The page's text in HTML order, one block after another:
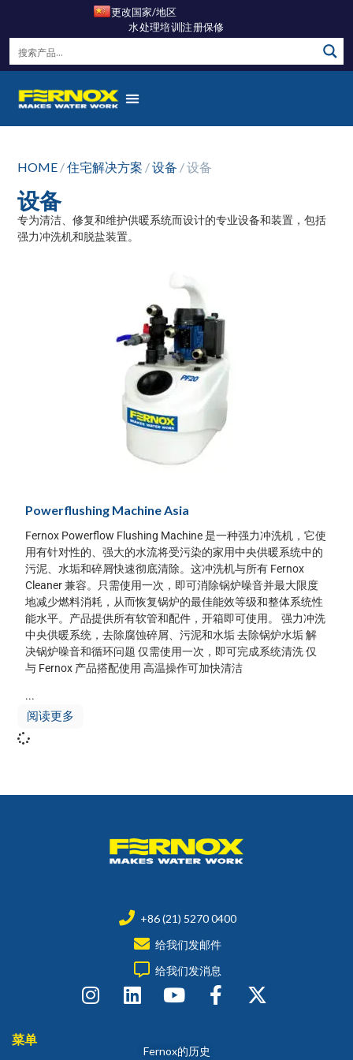
更改国家/地区
水处理培训注册保修
HOME /住宅解决方案 /设备 / 设备
设备
专为清洁、修复和维护供暖系统而设计的专业设备和装置，包括
强力冲洗机和脱盐装置。
Powerflushing Machine Asia
Fernox Powerflow Flushing Machine 是一种强力冲洗机，它使
用有针对性的、强大的水流将受污染的家用中央供暖系统中的
污泥、水垢和碎屑快速彻底清除。这冲洗机与所有 Fernox
Cleaner 兼容。只需使用一次，即可消除锅炉噪音并最大限度
地减少燃料消耗，从而恢复锅炉的最佳能效等级和整体系统性
能水平。产品提供所有软管和配件，开箱即可使用。 强力冲洗
中央供暖系统，去除腐蚀碎屑、污泥和水垢 去除锅炉水垢 解
决锅炉噪音和循环问题 仅需使用一次，即可完成系统清洗 仅
与 Fernox 产品搭配使用 高温操作可加快清洁
...
阅读更多
+86 (21) 5270 0400
给我们发邮件
给我们发消息
菜单
Fernox的历史